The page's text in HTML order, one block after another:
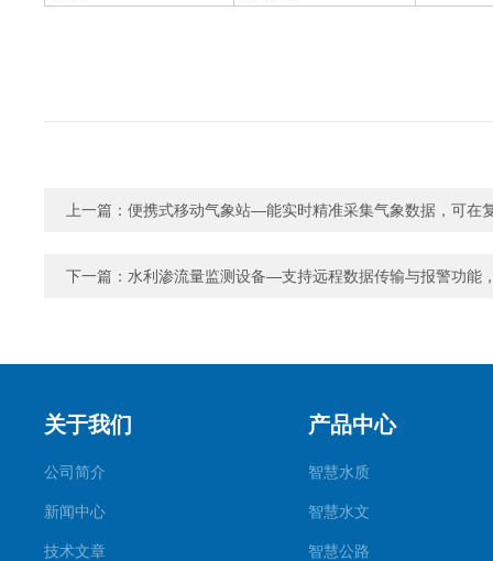
上一篇： 便携式移动气象站—能实时精准采集气象数据，可在
下一篇： 水利渗流量监测设备—支持远程数据传输与报警功能
关于我们
公司简介
新闻中心
技术文章
产品中心
智慧水质
智慧水文
智慧公路